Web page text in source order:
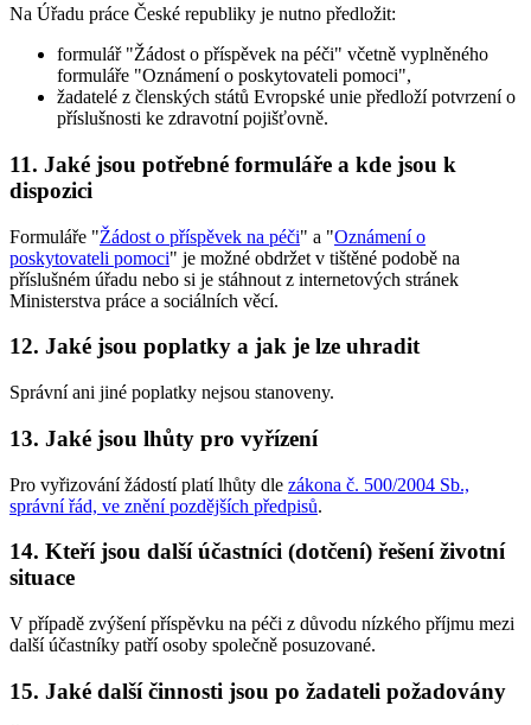
Na Úřadu práce České republiky je nutno předložit:
formulář "Žádost o příspěvek na péči" včetně vyplněného
formuláře "Oznámení o poskytovateli pomoci",
žadatelé z členských států Evropské unie předloží potvrzení o
příslušnosti ke zdravotní pojišťovně.
11. Jaké jsou potřebné formuláře a kde jsou k
dispozici
Formuláře "Žádost o příspěvek na péči" a "Oznámení o
poskytovateli pomoci" je možné obdržet v tištěné podobě na
příslušném úřadu nebo si je stáhnout z internetových stránek
Ministerstva práce a sociálních věcí.
12. Jaké jsou poplatky a jak je lze uhradit
Správní ani jiné poplatky nejsou stanoveny.
13. Jaké jsou lhůty pro vyřízení
Pro vyřizování žádostí platí lhůty dle zákona č. 500/2004 Sb.,
správní řád, ve znění pozdějších předpisů.
14. Kteří jsou další účastníci (dotčení) řešení životní
situace
V případě zvýšení příspěvku na péči z důvodu nízkého příjmu mezi
další účastníky patří osoby společně posuzované.
15. Jaké další činnosti jsou po žadateli požadovány